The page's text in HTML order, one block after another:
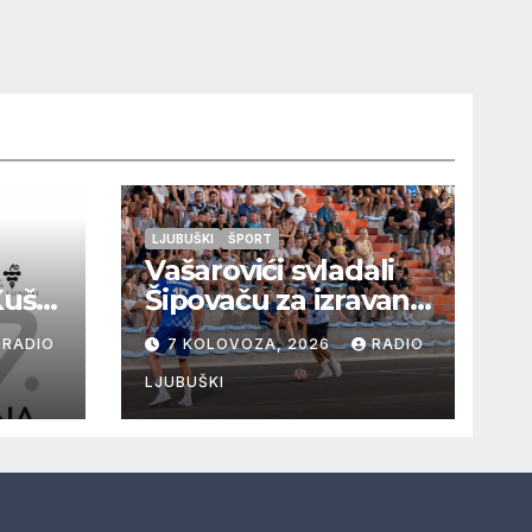
i
RADIO
LJUBUŠKI ŠPORT
Vašarovići svladali
Šipovaču za izravan
plasman u
četvrtfinale, Grab
izborio prolazak
dalje, Klobuk ispao,
četvrtfinale juniora
7 KOLOVOZA, 2026 RADIO
LJUBUŠKI